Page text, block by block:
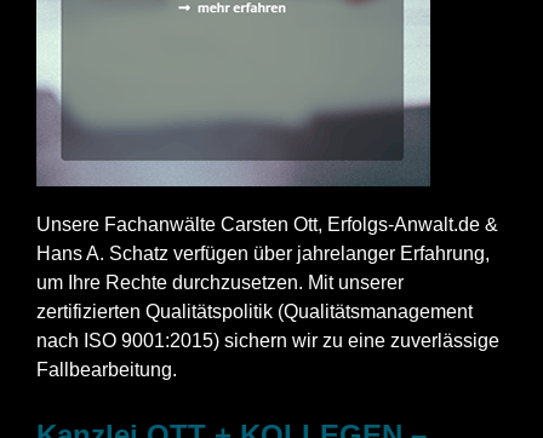
Unsere Fachanwälte Carsten Ott, Erfolgs-Anwalt.de &
Hans A. Schatz verfügen über jahrelanger Erfahrung,
um Ihre Rechte durchzusetzen. Mit unserer
zertifizierten Qualitätspolitik (Qualitätsmanagement
nach ISO 9001:2015) sichern wir zu eine zuverlässige
Fallbearbeitung.